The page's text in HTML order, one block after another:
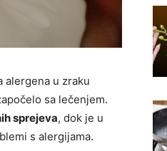
alergena u zraku
sa lečenjem.
sprejeva, dok je u
s alergijama.